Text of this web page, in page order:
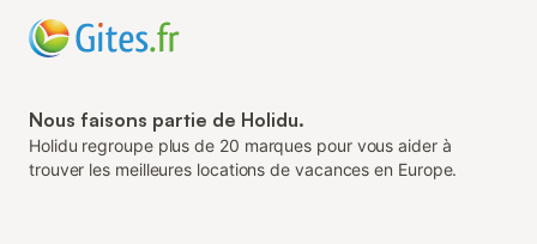
Nous faisons partie de Holidu.
Holidu regroupe plus de 20 marques pour vous aider à
trouver les meilleures locations de vacances en Europe.